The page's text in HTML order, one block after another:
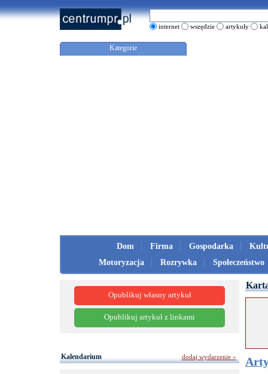
internet wszędzie artykuły
Kategorie
Dom Firma Gospodarka
Motoryzacja
Rozrywka Społeczeństwo
Opublikuj własny artykuł
Opublikuj artykuł z linkami
Kalendarium dodaj wydarzenie »